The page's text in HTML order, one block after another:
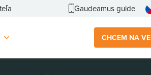
Gaudeamus guide
CHCEM NA